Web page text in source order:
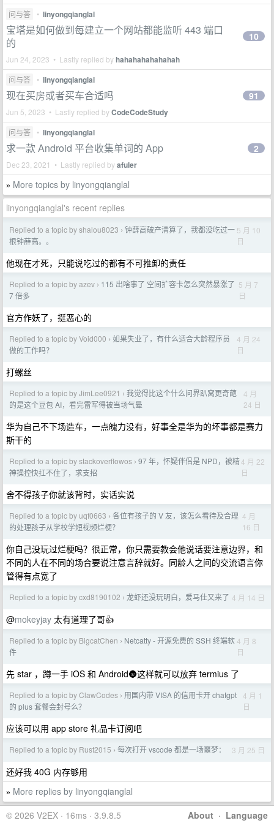
问与答 • linyongqianglal
宝塔是如何做到每建立一个网站都能监听 443 端口
的
Jun 24, 2023 • Lastly replied byhahahahahahahah
10
问与答 • linyongqianglal
现在买房或者买车合适吗
Jun 5, 2023 • Lastly replied byCodeCodeStudy
91
问与答 • linyongqianglal
求一款 Android 平台收集单词的 App
Dec 23, 2021 • Lastly replied byafuler
2
» More topics by linyongqianglal
linyongqianglal's recent replies
Replied to a topic by shalou8023 › 钟薛高破产清算了，我都没吃过一
根钟薛高。。
5 月 10
日
他现在才死，只能说吃过的都有不可推卸的责任
Replied to a topic by azev › 115 出啥事了 空间扩容卡怎么突然暴涨了
7 倍多
5 月 7
日
官方作妖了，挺恶心的
Replied to a topic by Void000 › 如果失业了，有什么适合大龄程序员
做的工作吗？
4 月 24
日
打螺丝
Replied to a topic by JimLee0921 › 我觉得比这个什么问界趴窝更奇葩
的是这个豆包 AI，看完雷军得被当场气晕
4 月
24 日
华为自己不下场造车，一点魄力没有，好事全是华为的坏事都是赛力
斯干的
Replied to a topic by stackoverflowos › 97 年，怀疑伴侣是 NPD，被精
神操控快扛不住了，求支招
4 月 22
日
舍不得孩子你就该背时，实话实说
Replied to a topic by uqf0663 › 各位有孩子的 V 友，该怎么看待及合理
的处理孩子从学校学短视频烂梗？
4 月
16 日
你自己没玩过烂梗吗？很正常，你只需要教会他说话要注意边界，和
不同的人在不同的场合要说注意言辞就好。同龄人之间的交流语言你
管得有点宽了
Replied to a topic by cxd8190102 › 龙虾还没玩明白，爱马仕又来了 4 月 14 日
@mokeyjay 太有道理了哥👍
Replied to a topic by BigcatChen › Netcatty - 开源免费的 SSH 终端软
件
4 月 8
日
先 star ，蹲一手 iOS 和 Android🌚这样就可以放弃 termius 了
Replied to a topic by ClawCodes › 用国内带 VISA 的信用卡开 chatgpt
的 plus 套餐会封号么？
4 月 1
日
应该可以用 app store 礼品卡订阅吧
Replied to a topic by Rust2015 › 每次打开 vscode 都是一场噩梦： 3 月 25 日
还好我 40G 内存够用
» More replies by linyongqianglal
About · Language
© 2026 V2EX · 16ms · 3.9.8.5